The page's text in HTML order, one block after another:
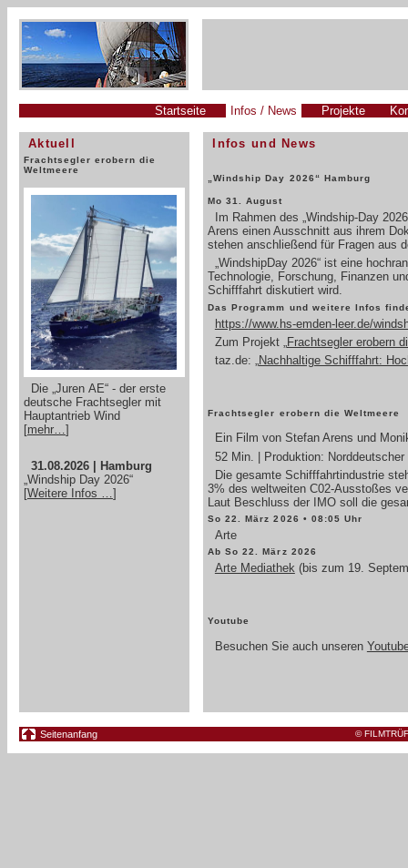
Startseite Infos / News Projekte
Aktuell
Frachtsegler erobern die
Weltmeere
Die „Juren AE“ - der erste
deutsche Frachtsegler mit
Hauptantrieb Wind
[mehr…]
31.08.2026 | Hamburg
„Windship Day 2026“
[Weitere Infos …]
Infos und News
„Windship Day 2026“ Hamburg
Mo 31. August
Im Rahmen des „Windship-Day
Arens einen Ausschnitt aus ihrem
stehen anschließend für Fragen aus
„WindshipDay 2026“ ist eine
Technologie, Forschung, Finanzen
Schifffahrt diskutiert wird.
Das Programm und weitere Infos
https://www.hs-emden-leer.de/
Zum Projekt „ Frachtsegler erobern
taz.de: „
Nachhaltige Schifffahrt:
Frachtsegler erobern die Weltmeere
Ein Film von Stefan Arens und
52 Min. | Produktion:
Die gesamte Schifffahrtindustrie
3% des weltweiten C02-Ausstoßes
Laut Beschluss der IMO soll die
So 22. März 2026 • 08:05 Uhr
Arte
Ab So 22. März 2026
Arte Mediathek(bis zum 19.
Youtube
Besuchen Sie auch unseren
Seitenanfang ©